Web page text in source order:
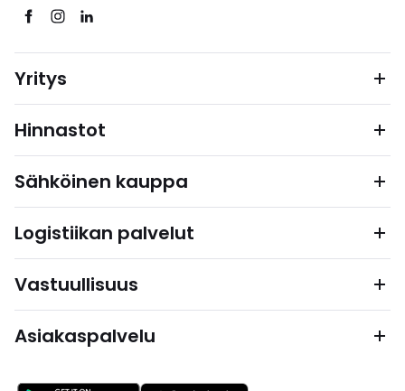
Yritys
Hinnastot
Sähköinen kauppa
Logistiikan palvelut
Vastuullisuus
Asiakaspalvelu